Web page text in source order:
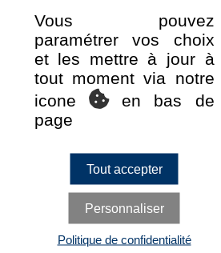
-
-
- -
- -
Vous pouvez
paramétrer vos choix
et les mettre à jour à
tout moment via notre
icone
en bas de
page
Tout accepter
Personnaliser
Politique de confidentialité